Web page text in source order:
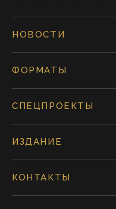
НОВОСТИ
ФОРМАТЫ
СПЕЦПРОЕКТЫ
ИЗДАНИЕ
КОНТАКТЫ